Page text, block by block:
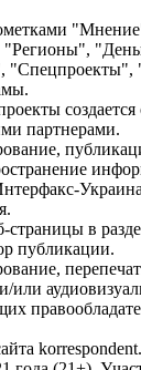
"Регионы",
создается
партнерами.
страницы в
публикации.
или